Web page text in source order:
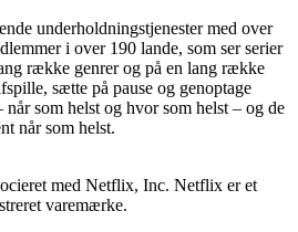
underholdningstjenester med over
i over 190 lande, som ser serier
række genrer og på en lang række
sætte på pause og genoptage
som helst og hvor som helst – og de
når som helst.
med Netflix, Inc. Netflix er et
varemærke.